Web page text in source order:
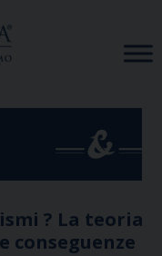
? La teoria
conseguenze